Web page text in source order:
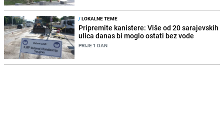
/LOKALNE TEME
Pripremite kanistere: Više od 20 sarajevskih
ulica danas bi moglo ostati bez vode
PRIJE 1 DAN